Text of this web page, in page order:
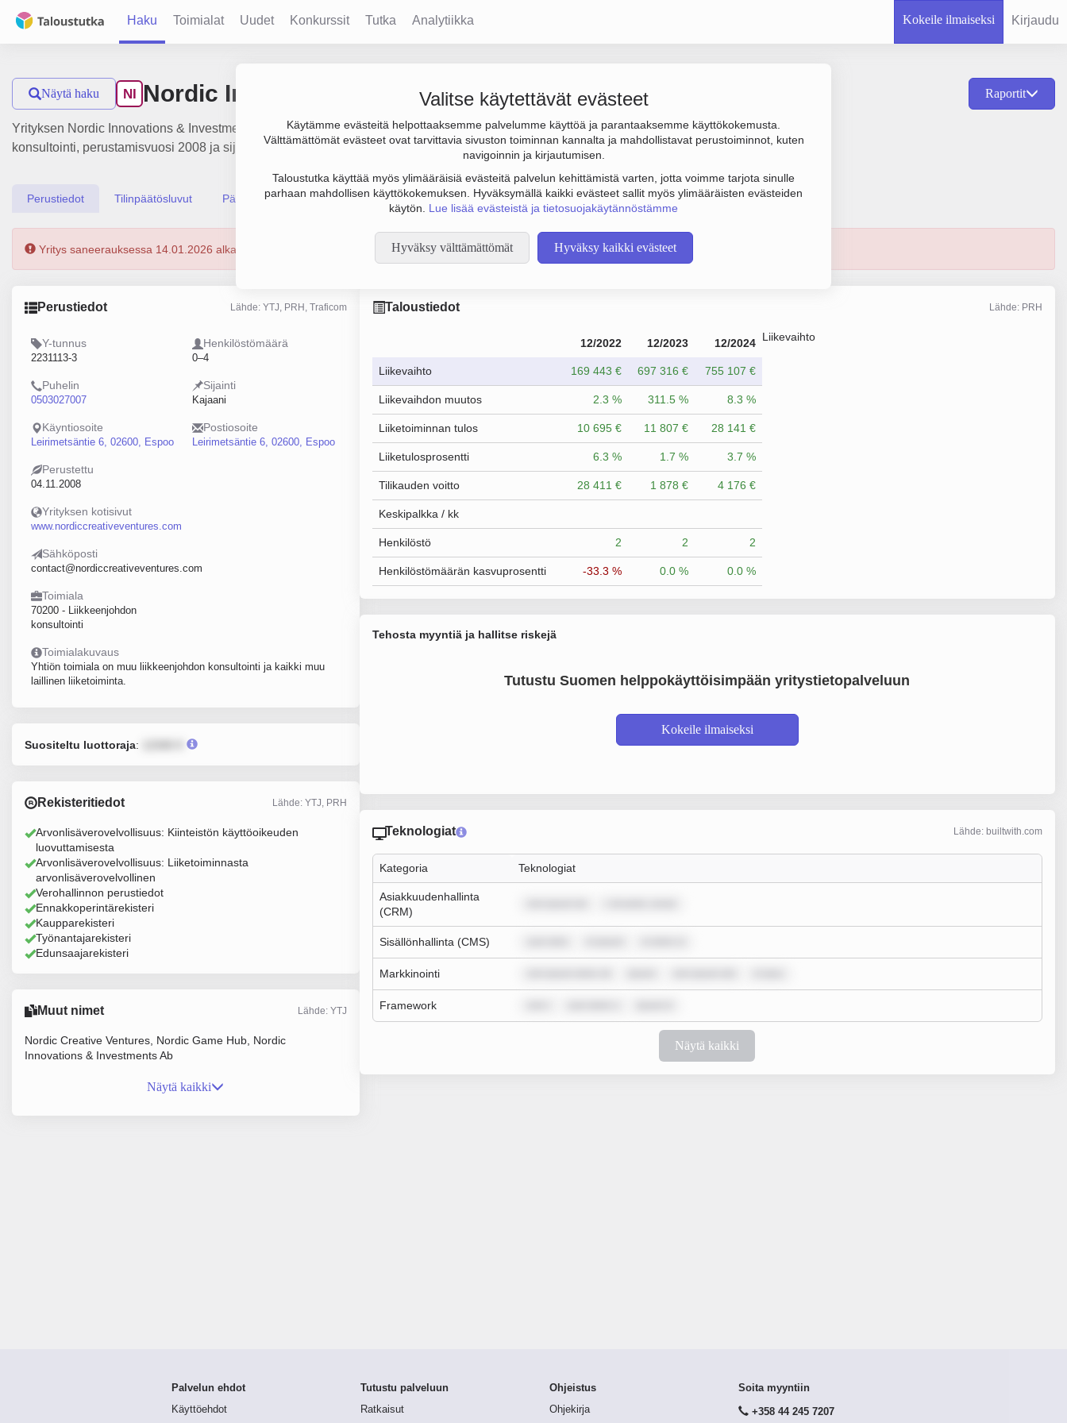
Haku Toimialat Uudet Konkurssit Tutka Analytiikka Kokeile ilmaiseksi Kirjaudu
Valitse käytettävät evästeet
Käytämme evästeitä helpottaaksemme palvelumme käyttöä ja parantaaksemme käyttökokemusta.
Välttämättömät evästeet ovat tarvittavia sivuston toiminnan kannalta ja mahdollistavat perustoiminnot, kuten
navigoinnin ja kirjautumisen.
Taloustutka käyttää myös ylimääräisiä evästeitä palvelun kehittämistä varten, jotta voimme tarjota sinulle
parhaan mahdollisen käyttökokemuksen. Hyväksymällä kaikki evästeet sallit myös ylimääräisten evästeiden
käytön. Lue lisää evästeistä ja tietosuojakäytännöstämme
Hyväksy välttämättömät Hyväksy kaikki evästeet
Näytä haku NI Nordic Innovations & Investments Oy Raportit
Yrityksen Nordic Innovations & Investments Oy liikevaihto on 755 000 €, tulos 28 000 € ja henkilöstömäärä 2. Sen päätoimiala on Liikkeenjohdon
konsultointi, perustamisvuosi 2008 ja sijainti Kajaani. Yrityksen yhtiömuoto Osakeyhtiö (OY).
Perustiedot Tilinpäätösluvut Päättäjätiedot
Yritys saneerauksessa 14.01.2026 alkaen.
Perustiedot Lähde: YTJ, PRH, Traficom
Y-tunnus
2231113-3
Henkilöstömäärä
0–4
Puhelin
0503027007
Sijainti
Kajaani
Käyntiosoite
Leirimetsäntie 6, 02600, Espoo
Postiosoite
Leirimetsäntie 6, 02600, Espoo
Perustettu
04.11.2008
Yrityksen kotisivut
www.nordiccreativeventures.com
Sähköposti
contact@nordiccreativeventures.com
Toimiala
70200 - Liikkeenjohdon
konsultointi
Toimialakuvaus
Yhtiön toimiala on muu liikkeenjohdon konsultointi ja kaikki muu
laillinen liiketoiminta.
Suositeltu luottoraja:
Rekisteritiedot Lähde: YTJ, PRH
Arvonlisäverovelvollisuus: Kiinteistön käyttöoikeuden
luovuttamisesta
Arvonlisäverovelvollisuus: Liiketoiminnasta
arvonlisäverovelvollinen
Verohallinnon perustiedot
Ennakkoperintärekisteri
Kaupparekisteri
Työnantajarekisteri
Edunsaajarekisteri
Muut nimet Lähde: YTJ
Nordic Creative Ventures, Nordic Game Hub, Nordic
Innovations & Investments Ab
Näytä kaikki
Taloustiedot Lähde: PRH
12/2022 12/2023 12/2024
Liikevaihto 169 443 € 697 316 € 755 107 €
Liikevaihdon muutos 2.3 % 311.5 % 8.3 %
Liiketoiminnan tulos 10 695 € 11 807 € 28 141 €
Liiketulosprosentti 6.3 % 1.7 % 3.7 %
Tilikauden voitto 28 411 € 1 878 € 4 176 €
Keskipalkka / kk
Henkilöstö 2 2 2
Henkilöstömäärän kasvuprosentti -33.3 % 0.0 % 0.0 %
Liikevaihto
Tehosta myyntiä ja hallitse riskejä
Tutustu Suomen helppokäyttöisimpään yritystietopalveluun
Kokeile ilmaiseksi
Teknologiat Lähde: builtwith.com
Kategoria Teknologiat
Asiakkuudenhallinta
(CRM)
Sisällönhallinta (CMS)
Markkinointi
Framework
Näytä kaikki
Palvelun ehdot
Käyttöehdot
Tutustu palveluun
Ratkaisut
Ohjeistus
Ohjekirja
Soita myyntiin
+358 44 245 7207